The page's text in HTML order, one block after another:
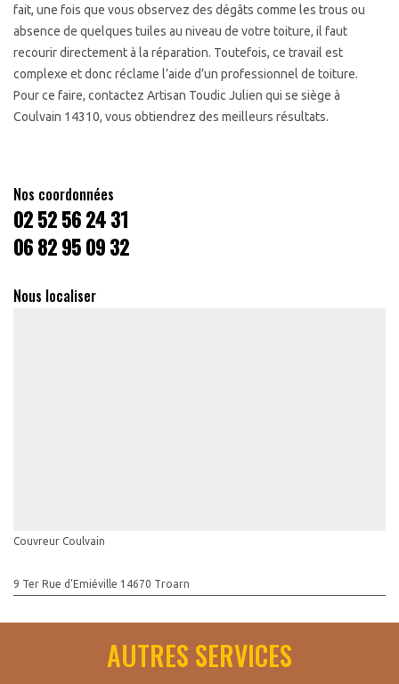
fait, une fois que vous observez des dégâts comme les trous ou
absence de quelques tuiles au niveau de votre toiture, il faut
recourir directement à la réparation. Toutefois, ce travail est
complexe et donc réclame l’aide d’un professionnel de toiture.
Pour ce faire, contactez Artisan Toudic Julien qui se siège à
Coulvain 14310, vous obtiendrez des meilleurs résultats.
Nos coordonnées
02 52 56 24 31
06 82 95 09 32
Nous localiser
Couvreur Coulvain
9 Ter Rue d'Emiéville 14670 Troarn
AUTRES SERVICES